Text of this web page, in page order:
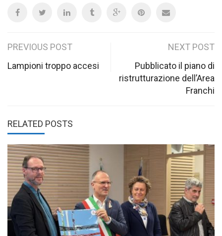
Post
navigation
PREVIOUS POST
Lampioni troppo accesi
NEXT POST
Pubblicato il piano di
ristrutturazione dell’Area
Franchi
RELATED POSTS